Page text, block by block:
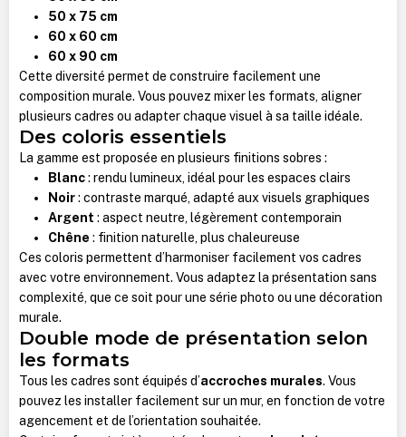
50 x 75 cm
60 x 60 cm
60 x 90 cm
Cette diversité permet de construire facilement une
composition murale. Vous pouvez mixer les formats, aligner
plusieurs cadres ou adapter chaque visuel à sa taille idéale.
Des coloris essentiels
La gamme est proposée en plusieurs finitions sobres :
Blanc: rendu lumineux, idéal pour les espaces clairs
Noir: contraste marqué, adapté aux visuels graphiques
Argent : aspect neutre, légèrement contemporain
Chêne : finition naturelle, plus chaleureuse
Ces coloris permettent d’harmoniser facilement vos cadres
avec votre environnement. Vous adaptez la présentation sans
complexité, que ce soit pour une série photo ou une décoration
murale.
Double mode de présentation selon
les formats
Tous les cadres sont équipés d’accroches murales. Vous
pouvez les installer facilement sur un mur, en fonction de votre
agencement et de l’orientation souhaitée.